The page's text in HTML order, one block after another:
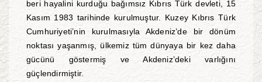
beri hayalini kurduğu bağımsız Kıbrıs Türk devleti, 15
Kasım 1983 tarihinde kurulmuştur. Kuzey Kıbrıs Türk
Cumhuriyeti’nin kurulmasıyla Akdeniz’de bir dönüm
noktası yaşanmış, ülkemiz tüm dünyaya bir kez daha
gücünü göstermiş ve Akdeniz’deki varlığını
güçlendirmiştir.